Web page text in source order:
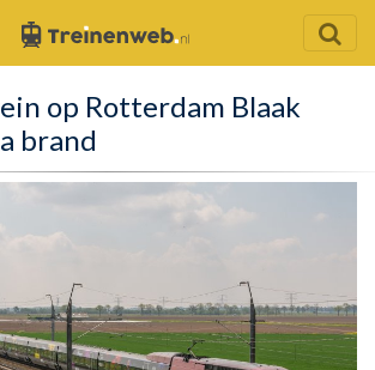
op Rotterdam Blaak
brand